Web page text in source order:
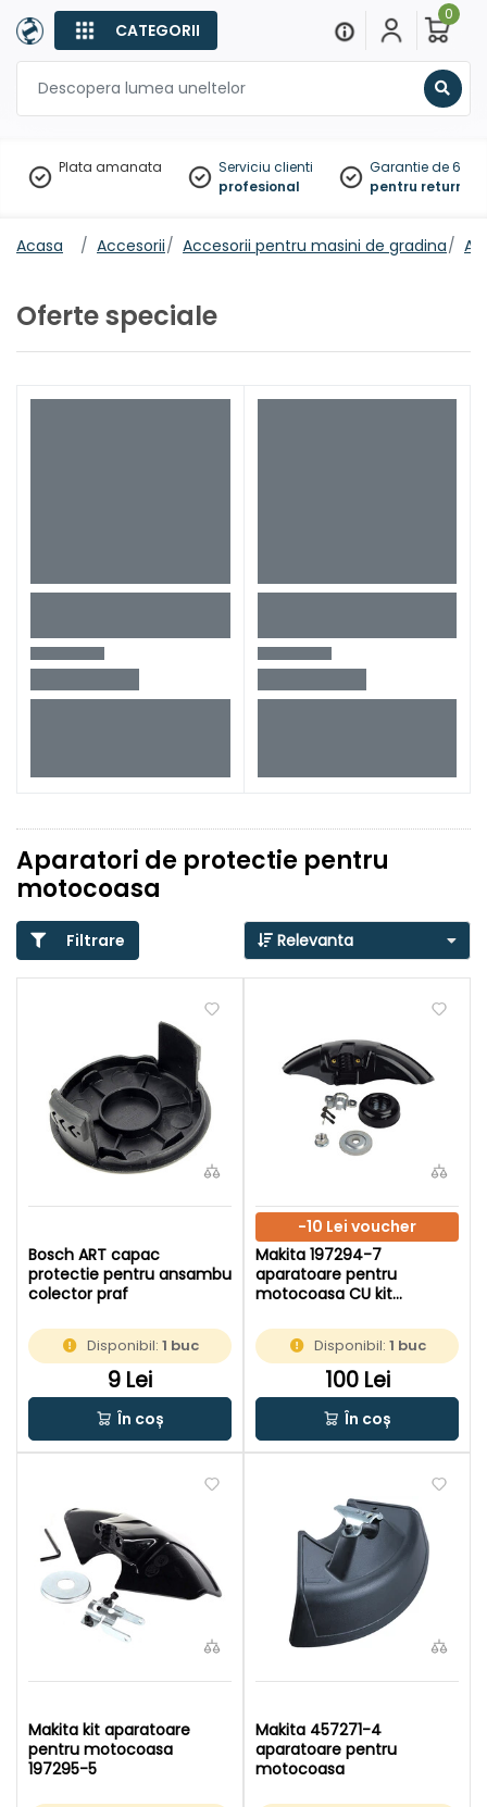
CATEGORII
0
Plata amanata
Serviciu clienti
profesional
Garantie de 60
pentru
Acasa Accesorii Accesorii pentru masini de gradina
Oferte speciale
Aparatori de protectie pentru
motocoasa
Filtrare Relevanta
Bosch ART capac
protectie pentru ansambu
colector praf
Disponibil: 1 buc
9 Lei
În coș
-10 Lei voucher
Makita 197294-7
aparatoare pentru
motocoasa CU kit
cutit
Disponibil: 1 buc
100 Lei
În coș
Makita kit aparatoare
pentru motocoasa
197295-5
Makita 457271-4
aparatoare pentru
motocoasa